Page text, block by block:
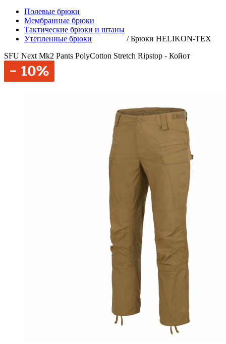
Полевые брюки
Мембранные брюки
Тактические брюки и штаны
Утепленные брюки
/Брюки HELIKON-TEX
SFU Next Mk2 Pants PolyCotton Stretch Ripstop - Койот